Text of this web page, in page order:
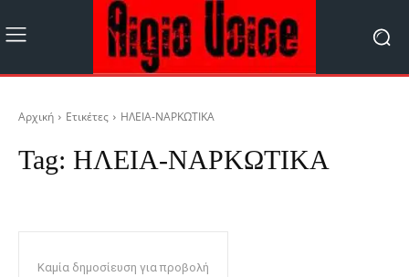
Αρχική Ετικέτες ΗΛΕΙΑ-ΝΑΡΚΩΤΙΚΑ
Tag: ΗΛΕΙΑ-ΝΑΡΚΩΤΙΚΑ
Καμία δημοσίευση για προβολή